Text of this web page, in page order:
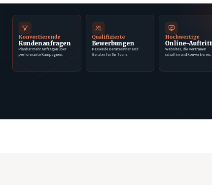
Konvertierende
Kundenanfragen
Planbar mehr Anfragen über
performante Kampagnen.
Qualifizierte
Bewerbungen
Passende Beraterinnen und
Berater für Ihr Team.
Hochwertige
Online-
Websites, die Vertrauen
schaffen und konvertieren.